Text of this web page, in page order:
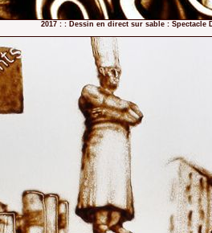
2017 : : Dessin en direct sur sable : Spectacle